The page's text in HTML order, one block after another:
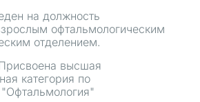
на должность
офтальмологическим
отделением.
высшая
категория по